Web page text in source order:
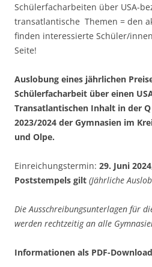
Schülerfacharbeiten über USA-
transatlantische Themen = den
finden interessierte Schüler/
Seite!
Auslobung eines jährlichen
Schülerfacharbeit über einen
Transatlantischen Inhalt in der
2023/2024 der Gymnasien im
und Olpe.
Einreichungstermin: 29. Juni
Poststempels gilt (Jährliche
Die Ausschreibungsunterlagen für
werden rechtzeitig an alle
Informationen als PDF-Download